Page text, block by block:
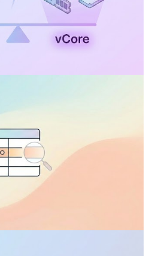
- DTU, vCore,
Business
Elastic Pool: Qual
min de leitura